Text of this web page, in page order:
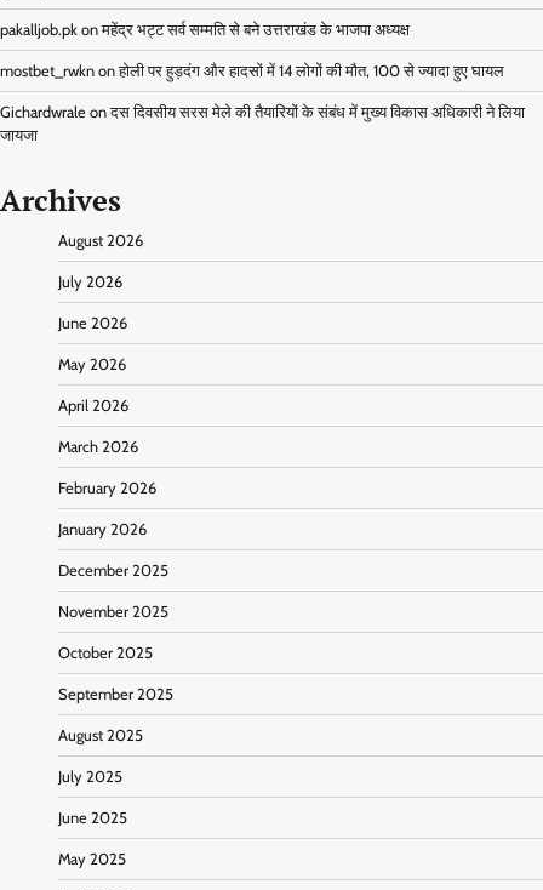
pakalljob.pk onमहेंद्र भट्ट सर्व सम्मति से बने उत्तराखंड के भाजपा अध्यक्ष
mostbet_rwkn onहोली पर हुड़दंग और हादसों में 14 लोगों की मौत, 100 से ज्यादा हुए घायल
Gichardwrale onदस दिवसीय सरस मेले की तैयारियों के संबंध में मुख्य विकास अधिकारी ने लिया
जायजा
Archives
August 2026
July 2026
June 2026
May 2026
April 2026
March 2026
February 2026
January 2026
December 2025
November 2025
October 2025
September 2025
August 2025
July 2025
June 2025
May 2025